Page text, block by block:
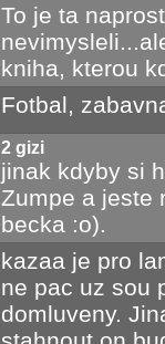
To je ta
kniha, kterou
Fotbal,
2 gizi
jinak kdyby si
Zumpe a jeste
becka :o).
kazaa je pro
ne pac uz sou
domluveny.